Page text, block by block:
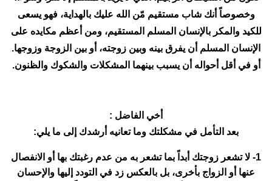
وخصوصاً أنك شاب مستقيم مّن الله عليك بالهداية، فهو يسعى
للكيد والمكر بالإنسان المسلم المستقيم، ومن أعظم مكايده على
الإنسان المسلم أن يفرق بينه وبين زوجته، أو بين الزوجة وزوجها.
أو في أقل أحواله أن يسبب بينهما المشكلات والشكوك والظنون.
أخي الفاضل :
بعد التأمل في مشكلتك وما تعانيه أرشدك إلى ما يلي:
1- لا تشعر زوجتك أبداً بما تشعر به من عدم رغبتك بها أو الانفصال
عنها أو الزواج بأخرى، بل بالعكس زد في التودد إليها والإحسان